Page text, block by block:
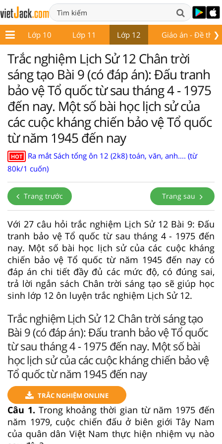
❯
9 Lớp 10 Lớp 11 Lớp 12 Giáo án - Đề thi
Trắc nghiệm Lịch Sử 12 Chân trời
sáng tạo Bài 9 (có đáp án): Đấu tranh
bảo vệ Tổ quốc từ sau tháng 4 - 1975
đến nay. Một số bài học lịch sử của
các cuộc kháng chiến bảo vệ Tổ quốc
từ năm 1945 đến nay
HOT
Ra mắt Sách tổng ôn 12 (2k8) toán, văn, anh.... (từ
80k/1 cuốn)
Trang trước Trang sau
Với 27 câu hỏi trắc nghiệm Lịch Sử 12 Bài 9: Đấu
tranh bảo vệ Tổ quốc từ sau tháng 4 - 1975 đến
nay. Một số bài học lịch sử của các cuộc kháng
chiến bảo vệ Tổ quốc từ năm 1945 đến nay có
đáp án chi tiết đầy đủ các mức độ, có đúng sai,
trả lời ngắn sách Chân trời sáng tạo sẽ giúp học
sinh lớp 12 ôn luyện trắc nghiệm Lịch Sử 12.
Trắc nghiệm Lịch Sử 12 Chân trời sáng tạo
Bài 9 (có đáp án): Đấu tranh bảo vệ Tổ quốc
từ sau tháng 4 - 1975 đến nay. Một số bài
học lịch sử của các cuộc kháng chiến bảo vệ
Tổ quốc từ năm 1945 đến nay
TRẮC NGHIỆM ONLINE
Câu 1. Trong khoảng thời gian từ năm 1975 đến
năm 1979, cuộc chiến đấu ở biên giới Tây Nam
của quân dân Việt Nam thực hiện nhiệm vụ nào